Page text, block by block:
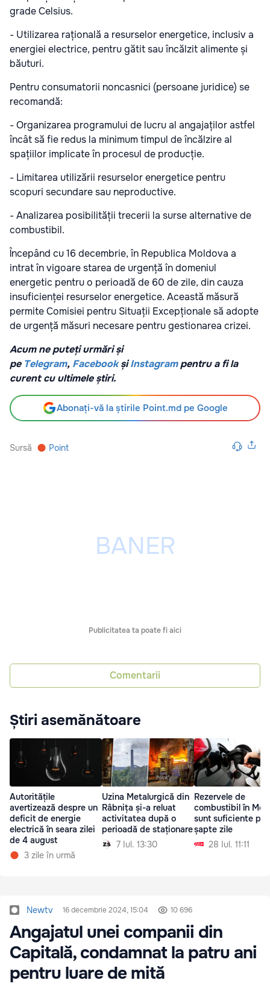
grade Celsius.
- Utilizarea rațională a resurselor energetice, inclusiv a
energiei electrice, pentru gătit sau încălzit alimente și
băuturi.
Pentru consumatorii noncasnici (persoane juridice) se
recomandă:
- Organizarea programului de lucru al angajaților astfel
încât să fie redus la minimum timpul de încălzire al
spațiilor implicate în procesul de producție.
- Limitarea utilizării resurselor energetice pentru
scopuri secundare sau neproductive.
- Analizarea posibilității trecerii la surse alternative de
combustibil.
Începând cu 16 decembrie, în Republica Moldova a
intrat în vigoare starea de urgență în domeniul
energetic pentru o perioadă de 60 de zile, din cauza
insuficienței resurselor energetice. Această măsură
permite Comisiei pentru Situații Excepționale să adopte
de urgență măsuri necesare pentru gestionarea crizei.
Acum ne puteți urmări și
pe Telegram, Facebook șiInstagrampentru a fi la
curent cu ultimele știri.
Abonați-vă la știrile Point.md pe Google
Sursă Point
Publicitatea ta poate fi aici
Comentarii
Știri asemănătoare
Autoritățile
avertizează despre un
deficit de energie
electrică în seara zilei
de 4 august
3 zile în urmă
Uzina Metalurgică din
Râbnița și-a reluat
activitatea după o
perioadă de staționare
7 Iul. 13:30
Rezervele de
combustibil în
sunt suficiente
șapte zile
28 Iul. 11:11
Newtv 16 decembrie 2024, 15:04 10 696
Angajatul unei companii din
Capitală, condamnat la patru ani
pentru luare de mită